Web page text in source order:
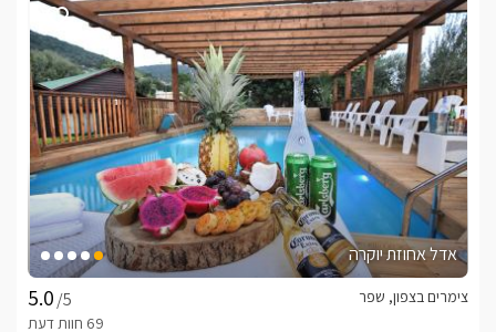
אדל אחוזת יוקרה
/5
צימרים בצפון, שפר